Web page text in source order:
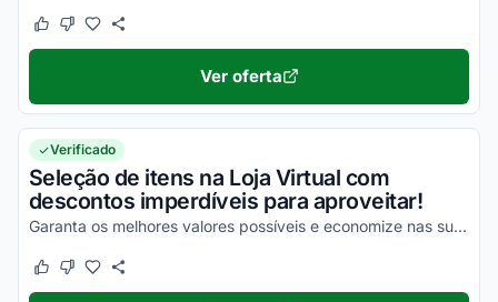
Este cupom funcionou
Este cupom não funcionou
Ver oferta
Verificado
Seleção de itens na Loja Virtual com
descontos imperdíveis para aproveitar!
Garanta os melhores valores possíveis e economize nas suas compras de uma maneira única!
Este cupom funcionou
Este cupom não funcionou